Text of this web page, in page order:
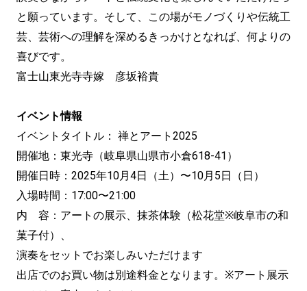
と願っています。そして、この場がモノづくりや伝統工
芸、芸術への理解を深めるきっかけとなれば、何よりの
喜びです。
富士山東光寺寺嫁 彦坂裕貴
イベント情報
イベントタイトル： 禅とアート2025
開催地：東光寺（岐阜県山県市小倉618-41）
開催日時：2025年10月4日（土）〜10月5日（日）
入場時間：17:00〜21:00
内 容：アートの展示、抹茶体験（松花堂※岐阜市の和
菓子付）、
演奏をセットでお楽しみいただけます
出店でのお買い物は別途料金となります。※アート展示